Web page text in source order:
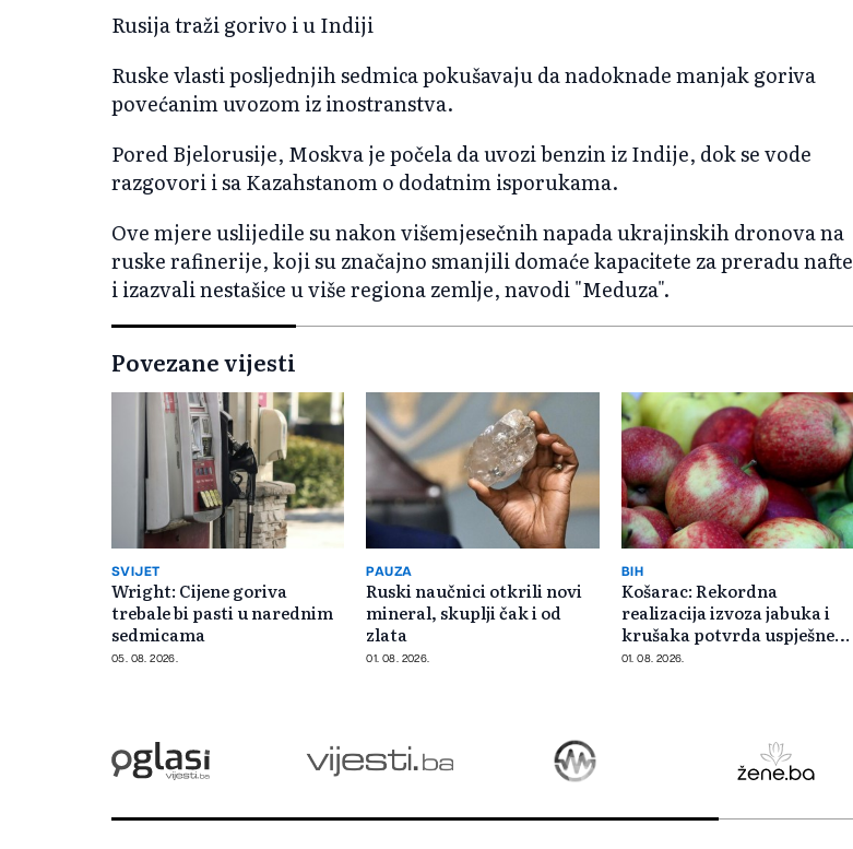
Rusija traži gorivo i u Indiji
Ruske vlasti posljednjih sedmica pokušavaju da nadoknade manjak goriva
povećanim uvozom iz inostranstva.
Pored Bjelorusije, Moskva je počela da uvozi benzin iz Indije, dok se vode
razgovori i sa Kazahstanom o dodatnim isporukama.
Ove mjere uslijedile su nakon višemjesečnih napada ukrajinskih dronova na
ruske rafinerije, koji su značajno smanjili domaće kapacitete za preradu nafte
i izazvali nestašice u više regiona zemlje, navodi "Meduza".
Povezane vijesti
SVIJET
Wright: Cijene goriva
trebale bi pasti u narednim
sedmicama
05. 08. 2026.
PAUZA
Ruski naučnici otkrili novi
mineral, skuplji čak i od
zlata
01. 08. 2026.
BIH
Košarac: Rekordna
realizacija izvoza jabuka i
krušaka potvrda uspješne
saradnje s Rusijom
01. 08. 2026.